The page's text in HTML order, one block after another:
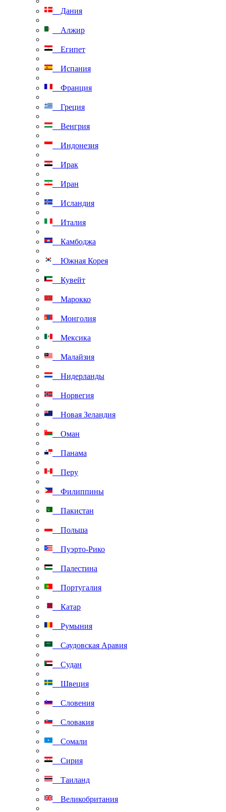
Дания
Алжир
Египет
Испания
Франция
Греция
Венгрия
Индонезия
Ирак
Иран
Исландия
Италия
Камбоджа
Южная Корея
Кувейт
Марокко
Монголия
Мексика
Малайзия
Нидерланды
Норвегия
Новая Зеландия
Оман
Панама
Перу
Филиппины
Пакистан
Польша
Пуэрто-Рико
Палестина
Португалия
Катар
Румыния
Саудовская Аравия
Судан
Швеция
Словения
Словакия
Сомали
Сирия
Таиланд
Великобритания